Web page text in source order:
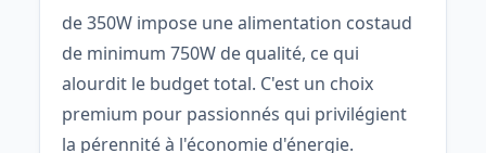
de 350W impose une alimentation costaud
de minimum 750W de qualité, ce qui
alourdit le budget total. C'est un choix
premium pour passionnés qui privilégient
la pérennité à l'économie d'énergie.